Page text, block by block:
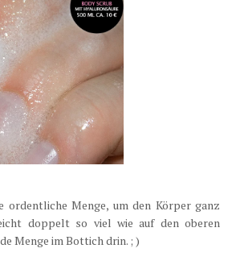
ordentliche Menge, um den Körper ganz
doppelt so viel wie auf den oberen
Menge im Bottich drin. ; )